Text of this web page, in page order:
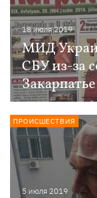
18 июля 2019
МИД
СБУ из-за
Закарпатье
5 июля 2019
ПРОИСШЕСТВИЯ